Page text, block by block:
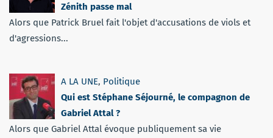
Zénith passe mal
Alors que Patrick Bruel fait l'objet d'accusations de viols et
d'agressions...
A LA UNE, Politique
Qui est Stéphane Séjourné, le compagnon de
Gabriel Attal ?
Alors que Gabriel Attal évoque publiquement sa vie